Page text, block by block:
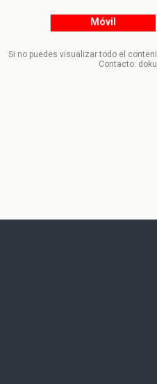
Móvil
Si no puedes visualizar todo el
Contacto: